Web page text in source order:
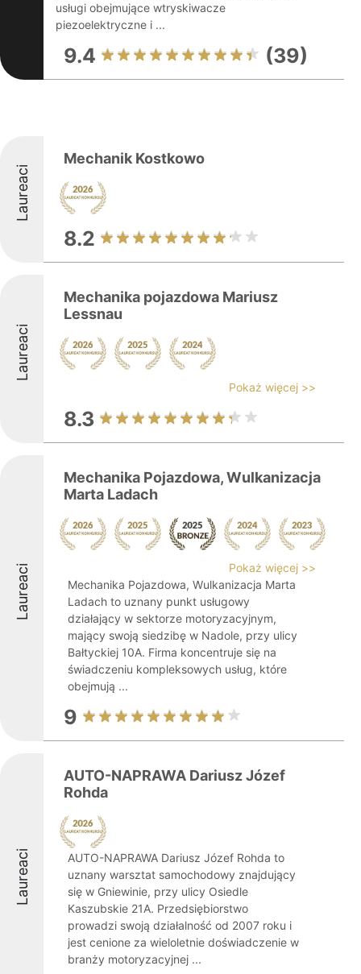
usługi obejmujące wtryskiwacze
piezoelektryczne i ...
9.4 (39)
Laureaci
Mechanik Kostkowo
8.2
Laureaci
Mechanika pojazdowa Mariusz
Lessnau
Pokaż więcej >>
8.3
Laureaci
Mechanika Pojazdowa, Wulkanizacja
Marta Ladach
Pokaż więcej >>
Mechanika Pojazdowa, Wulkanizacja Marta
Ladach to uznany punkt usługowy
działający w sektorze motoryzacyjnym,
mający swoją siedzibę w Nadole, przy ulicy
Bałtyckiej 10A. Firma koncentruje się na
świadczeniu kompleksowych usług, które
obejmują ...
9
Laureaci
AUTO-NAPRAWA Dariusz Józef
Rohda
AUTO-NAPRAWA Dariusz Józef Rohda to
uznany warsztat samochodowy znajdujący
się w Gniewinie, przy ulicy Osiedle
Kaszubskie 21A. Przedsiębiorstwo
prowadzi swoją działalność od 2007 roku i
jest cenione za wieloletnie doświadczenie w
branży motoryzacyjnej ...